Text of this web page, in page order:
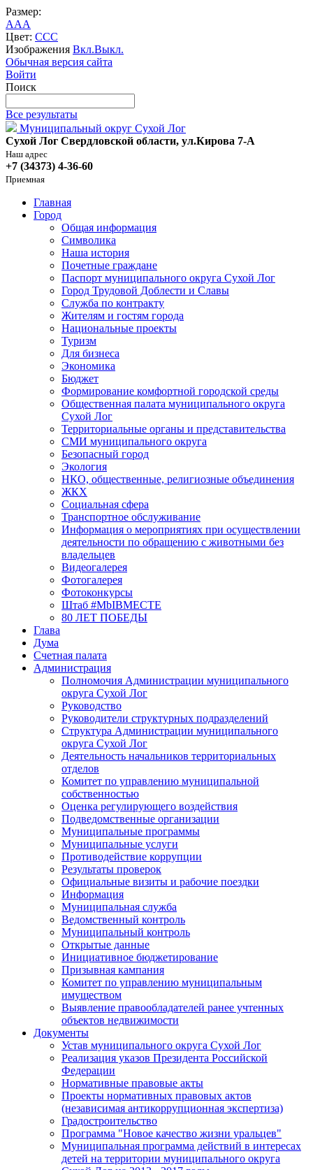
Размер:
AAA
Цвет: CCC
Изображения Вкл.Выкл.
Обычная версия сайта
Войти
Поиск
Все результаты
Муниципальный округ Сухой Лог
Сухой Лог Свердловской области, ул.Кирова 7-А
Наш адрес
+7 (34373) 4-36-60
Приемная
Главная
Город
Общая информация
Символика
Наша история
Почетные граждане
Паспорт муниципального округа Сухой Лог
Город Трудовой Доблести и Славы
Служба по контракту
Жителям и гостям города
Национальные проекты
Туризм
Для бизнеса
Экономика
Бюджет
Формирование комфортной городской среды
Общественная палата муниципального округа
Сухой Лог
Территориальные органы и представительства
СМИ муниципального округа
Безопасный город
Экология
НКО, общественные, религиозные объединения
ЖКХ
Социальная сфера
Транспортное обслуживание
Информация о мероприятиях при осуществлении
деятельности по обращению с животными без
владельцев
Видеогалерея
Фотогалерея
Фотоконкурсы
Штаб #MbIBMECTE
80 ЛЕТ ПОБЕДЫ
Глава
Дума
Счетная палата
Администрация
Полномочия Администрации муниципального
округа Сухой Лог
Руководство
Руководители структурных подразделений
Структура Администрации муниципального
округа Сухой Лог
Деятельность начальников территориальных
отделов
Комитет по управлению муниципальной
собственностью
Оценка регулирующего воздействия
Подведомственные организации
Муниципальные программы
Муниципальные услуги
Противодействие коррупции
Результаты проверок
Официальные визиты и рабочие поездки
Информация
Муниципальная служба
Ведомственный контроль
Муниципальный контроль
Открытые данные
Инициативное бюджетирование
Призывная кампания
Комитет по управлению муниципальным
имуществом
Выявление правообладателей ранее учтенных
объектов недвижимости
Документы
Устав муниципального округа Сухой Лог
Реализация указов Президента Российской
Федерации
Нормативные правовые акты
Проекты нормативных правовых актов
(независимая антикоррупционная экспертиза)
Градостроительство
Программа "Новое качество жизни уральцев"
Муниципальная программа действий в интересах
детей на территории муниципального округа